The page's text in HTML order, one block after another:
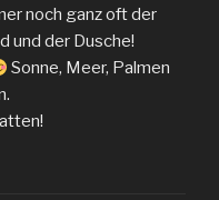
noch ganz oft der
und der Dusche!
Sonne, Meer, Palmen